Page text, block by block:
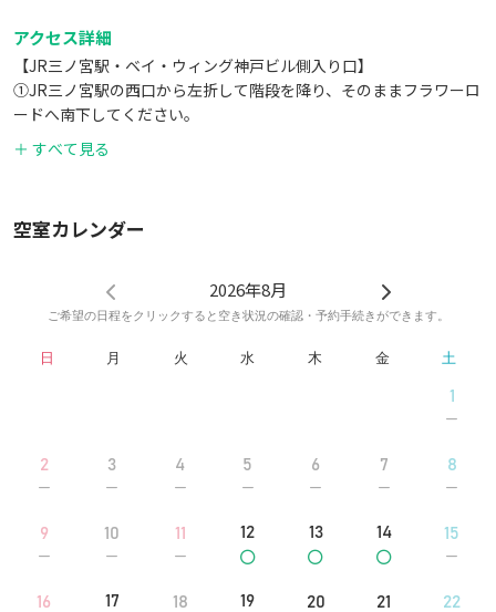
アクセス詳細
【JR三ノ宮駅・ベイ・ウィング神戸ビル側入り口】
①JR三ノ宮駅の西口から左折して階段を降り、そのままフラワーロ
ードへ南下してください。
②南下して三つ目の信号を渡った後、右折してください（花時計
線）。
④二つ目の横断歩道を越えてしばらく進んだ突き当り、右手に見え
⑤ビルに入るとすぐ左手にエレベーターフロアがございますので、
そちらのエレベーターから９階へ上がってください。
スです。
を横断してください。
③4つ目の信号を過ぎた後、交番のすぐ横にある三宮センチュリー
ビルに入ってください。
は共用のためエレベーターフロアがエントランス内に2つありま
＋ すべて見る
空室カレンダー
2026年8月
ご希望の日程をクリックすると空き状況の確認・予約手続きができます。
日 月 火 水 木 金 土
1
2 3 4 5 6 7 8
9 10 11 12 13 14 15
16 17 18 19 20 21 22